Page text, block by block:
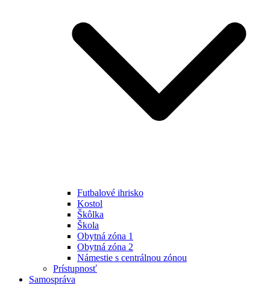
Futbalové ihrisko
Kostol
Škôlka
Škola
Obytná zóna 1
Obytná zóna 2
Námestie s centrálnou zónou
Prístupnosť
Samospráva